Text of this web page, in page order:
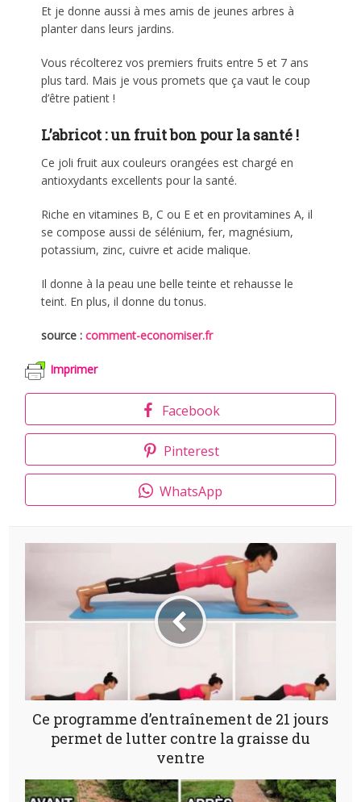
Et je donne aussi à mes amis de jeunes arbres à
planter dans leurs jardins.
Vous récolterez vos premiers fruits entre 5 et 7 ans
plus tard. Mais je vous promets que ça vaut le coup
d’être patient !
L’abricot : un fruit bon pour la santé !
Ce joli fruit aux couleurs orangées est chargé en
antioxydants excellents pour la santé.
Riche en vitamines B, C ou E et en provitamines A, il
se compose aussi de sélénium, fer, magnésium,
potassium, zinc, cuivre et acide malique.
Il donne à la peau une belle teinte et rehausse le
teint. En plus, il donne du tonus.
source :comment-economiser.fr
Imprimer
Facebook
Pinterest
WhatsApp
Ce programme d’entraînement de 21 jours
permet de lutter contre la graisse du
ventre